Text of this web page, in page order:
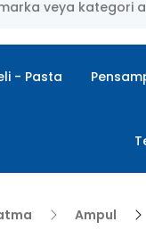
- Pasta
Ampul